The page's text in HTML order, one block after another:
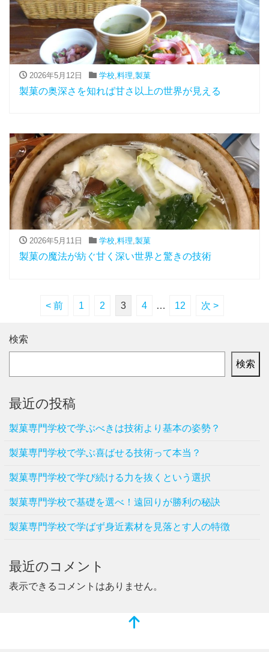
2026年5月12日 学校 料理 製菓
製菓の奥深さを知れば甘さ以上の世界が見える
2026年5月11日 学校,料理,製菓
製菓の魔法が紡ぐ甘く深い世界と驚きの技術
< 前 1 2 3 4 … 12 次 >
検索
検索
最近の投稿
製菓専門学校で学ぶべきは技術より基本の姿勢？
製菓専門学校で学ぶ喜ばせる技術って本当？
製菓専門学校で学び続ける力を抜くという選択
製菓専門学校で基礎を選べ！遠回りが勝利の秘訣
製菓専門学校で学ばず身近素材を見落とす人の特徴
最近のコメント
表示できるコメントはありません。